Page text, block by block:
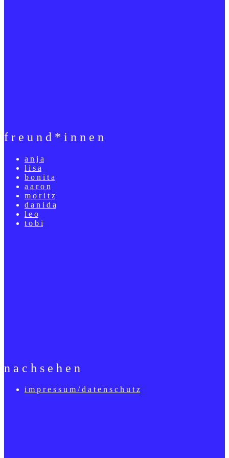
f r e u n d * i n n e n
a n j a
l i s a
b o n i t a
a a r o n
m o r i t z
d a n i d a
l e o
t o b i
n a c h s e h e n
i m p r e s s u m / d a t e n s c h u t z